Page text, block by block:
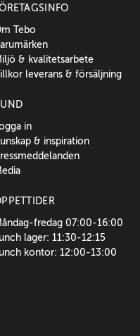
Tebo
& kvalitetsarbete
leverans & försäljning
in
& inspiration
fredag 07:00-16:00
lager: 11:30-12:15
kontor: 12:00-13:00